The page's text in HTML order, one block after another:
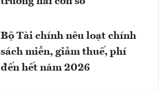
Bộ Tài chính nêu loạt chính
sách miễn, giảm thuế, phí
đến hết năm 2026